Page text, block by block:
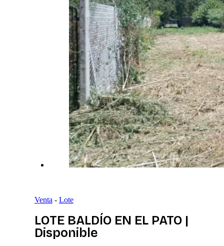
Venta - Lote
LOTE BALDÍO EN EL PATO |
Disponible